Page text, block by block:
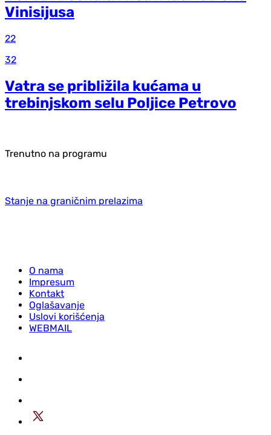
Vinisijusa
22
32
Vatra se približila kućama u
trebinjskom selu Poljice Petrovo
Trenutno na programu
Stanje na graničnim prelazima
O nama
Impresum
Kontakt
Oglašavanje
Uslovi korišćenja
WEBMAIL